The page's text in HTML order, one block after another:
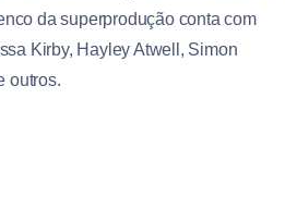
da superprodução conta com
Kirby, Hayley Atwell, Simon
outros.